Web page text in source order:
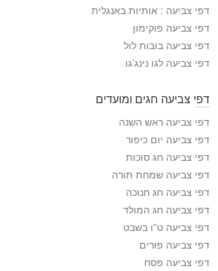
י
ע
ה
דפי צביעה : אותיות באנגלית
דפי צביעה פוקימון
דפי צביעה בובות לול
דפי צביעה לגו נינג’גו
דפי צביעה חגים ומועדים
דפי צביעה ראש השנה
דפי צביעה יום כיפור
דפי צביעה חג סוכות
דפי צביעה שמחת תורה
דפי צביעה חג חנוכה
דפי צביעה חג המולד
דפי צביעה ט”ו בשבט
דפי צביעה פורים
דפי צביעה פסח